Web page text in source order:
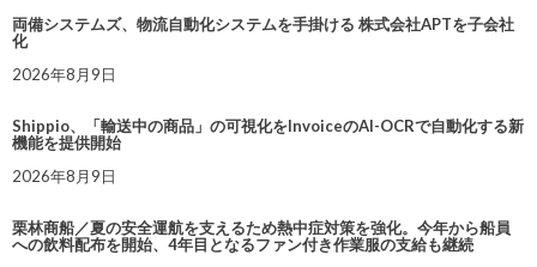
両備システムズ、物流自動化システムを手掛ける 株式会社APTを子会社
化
2026年8月9日
Shippio、「輸送中の商品」の可視化をInvoiceのAI-OCRで自動化する新
機能を提供開始
2026年8月9日
栗林商船／夏の安全運航を支えるため熱中症対策を強化。今年から船員
への飲料配布を開始、4年目となるファン付き作業服の支給も継続